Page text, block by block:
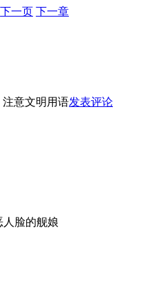
下一页 下一章
意文明用语发表评论
人脸的舰娘